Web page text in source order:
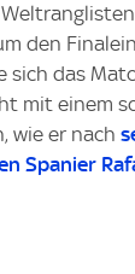
den
sich das
mit einem
wie er nach
Spanier